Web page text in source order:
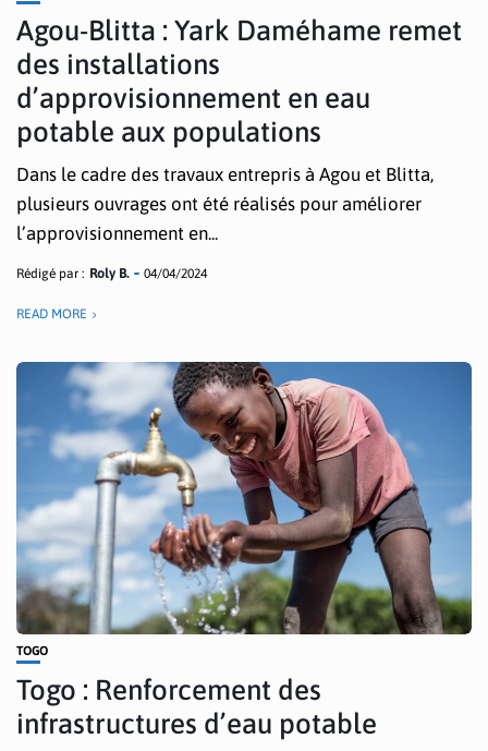
Agou-Blitta : Yark Daméhame remet
des installations
d’approvisionnement en eau
potable aux populations
Dans le cadre des travaux entrepris à Agou et Blitta,
plusieurs ouvrages ont été réalisés pour améliorer
l’approvisionnement en...
Rédigé par : Roly B. 04/04/2024
READ MORE
TOGO
Togo : Renforcement des
infrastructures d’eau potable